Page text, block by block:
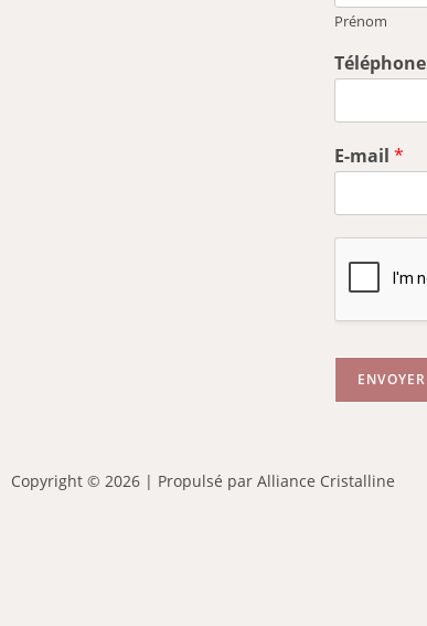
Prénom
Téléphone
E-mail *
ENVOYER
Copyright © 2026 | Propulsé par Alliance Cristalline